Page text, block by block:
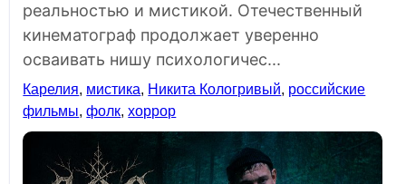
реальностью и мистикой. Отечественный
кинематограф продолжает уверенно
осваивать нишу психологичес...
Карелия, мистика, Никита Кологривый, российские
фильмы,фолк,хоррор